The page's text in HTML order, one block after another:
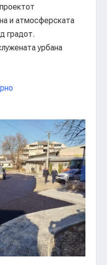
и атмосферската
градот.
урбана